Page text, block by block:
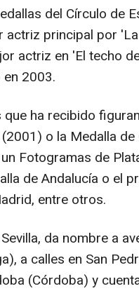
del Círculo de
principal por
actriz en 'El techo
2003.
ha recibido
o la Medalla
Fotogramas de
de Andalucía o el
entre otros.
da nombre a
a calles en San
(Córdoba) y